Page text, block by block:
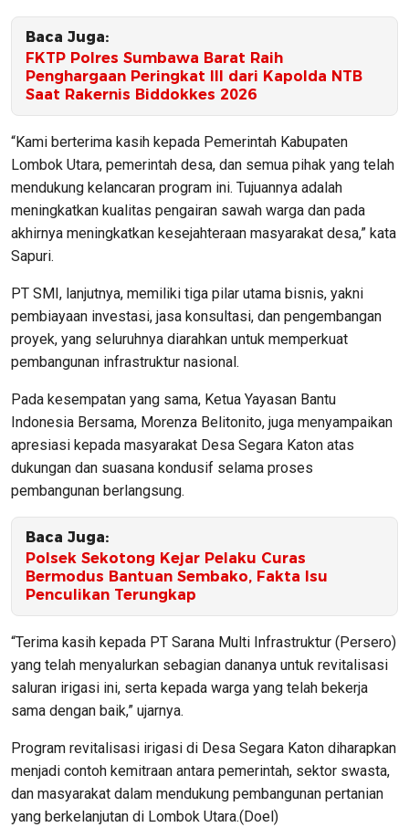
Baca Juga:
FKTP Polres Sumbawa Barat Raih
Penghargaan Peringkat III dari Kapolda NTB
Saat Rakernis Biddokkes 2026
“Kami berterima kasih kepada Pemerintah Kabupaten
Lombok Utara, pemerintah desa, dan semua pihak yang telah
mendukung kelancaran program ini. Tujuannya adalah
meningkatkan kualitas pengairan sawah warga dan pada
akhirnya meningkatkan kesejahteraan masyarakat desa,” kata
Sapuri.
PT SMI, lanjutnya, memiliki tiga pilar utama bisnis, yakni
pembiayaan investasi, jasa konsultasi, dan pengembangan
proyek, yang seluruhnya diarahkan untuk memperkuat
pembangunan infrastruktur nasional.
Pada kesempatan yang sama, Ketua Yayasan Bantu
Indonesia Bersama, Morenza Belitonito, juga menyampaikan
apresiasi kepada masyarakat Desa Segara Katon atas
dukungan dan suasana kondusif selama proses
pembangunan berlangsung.
Baca Juga:
Polsek Sekotong Kejar Pelaku Curas
Bermodus Bantuan Sembako, Fakta Isu
Penculikan Terungkap
“Terima kasih kepada PT Sarana Multi Infrastruktur (Persero)
yang telah menyalurkan sebagian dananya untuk revitalisasi
saluran irigasi ini, serta kepada warga yang telah bekerja
sama dengan baik,” ujarnya.
Program revitalisasi irigasi di Desa Segara Katon diharapkan
menjadi contoh kemitraan antara pemerintah, sektor swasta,
dan masyarakat dalam mendukung pembangunan pertanian
yang berkelanjutan di Lombok Utara.(Doel)